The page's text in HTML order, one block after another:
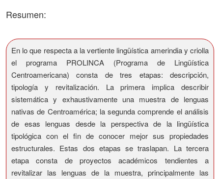
Resumen:
En lo que respecta a la vertiente lingüística amerindia y criolla
el programa PROLINCA (Programa de Lingüística
Centroamericana) consta de tres etapas: descripción,
tipología y revitalización. La primera implica describir
sistemática y exhaustivamente una muestra de lenguas
nativas de Centroamérica; la segunda comprende el análisis
de esas lenguas desde la perspectiva de la lingüística
tipológica con el fin de conocer mejor sus propiedades
estructurales. Estas dos etapas se traslapan. La tercera
etapa consta de proyectos académicos tendientes a
revitalizar las lenguas de la muestra, principalmente las